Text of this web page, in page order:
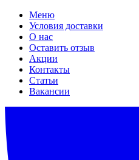
Меню
Условия доставки
О нас
Оставить отзыв
Акции
Контакты
Статьи
Вакансии